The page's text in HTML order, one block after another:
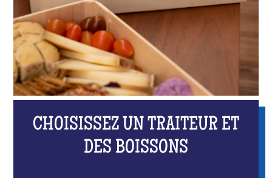
CHOISISSEZ UN TRAITEUR ET
DES BOISSONS